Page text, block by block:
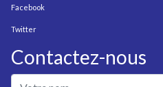
Facebook
Twitter
Contactez-nous